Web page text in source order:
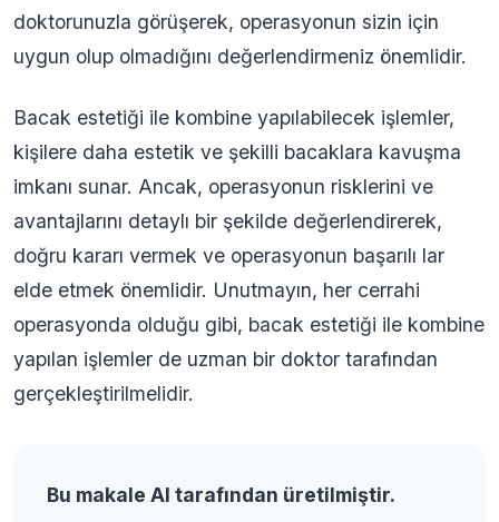
doktorunuzla görüşerek, operasyonun sizin için
uygun olup olmadığını değerlendirmeniz önemlidir.
Bacak estetiği ile kombine yapılabilecek işlemler,
kişilere daha estetik ve şekilli bacaklara kavuşma
imkanı sunar. Ancak, operasyonun risklerini ve
avantajlarını detaylı bir şekilde değerlendirerek,
doğru kararı vermek ve operasyonun başarılı lar
elde etmek önemlidir. Unutmayın, her cerrahi
operasyonda olduğu gibi, bacak estetiği ile kombine
yapılan işlemler de uzman bir doktor tarafından
gerçekleştirilmelidir.
Bu makale AI tarafından üretilmiştir.